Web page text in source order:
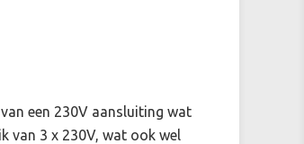
een 230V aansluiting wat
van 3 x 230V, wat ook wel